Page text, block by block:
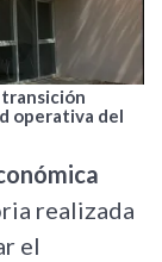
operativa del
realizada
el